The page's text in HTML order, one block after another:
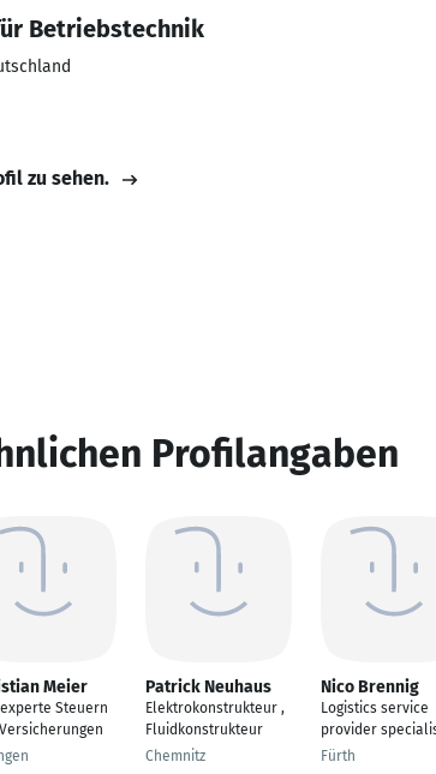
Betriebstechnik
zu sehen.
Profilangaben
Meier
Steuern
Patrick Neuhaus
Elektrokonstrukteur ,
Fluidkonstrukteur
Chemnitz
Nico Brennig
Logistics service
provider
Fürth